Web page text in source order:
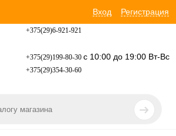
Вход Регистрация
+375(29)6-921-921
+375(29)199-80-30 с 10:00 до 19:00 Вт-Вс
+375(29)354-30-60